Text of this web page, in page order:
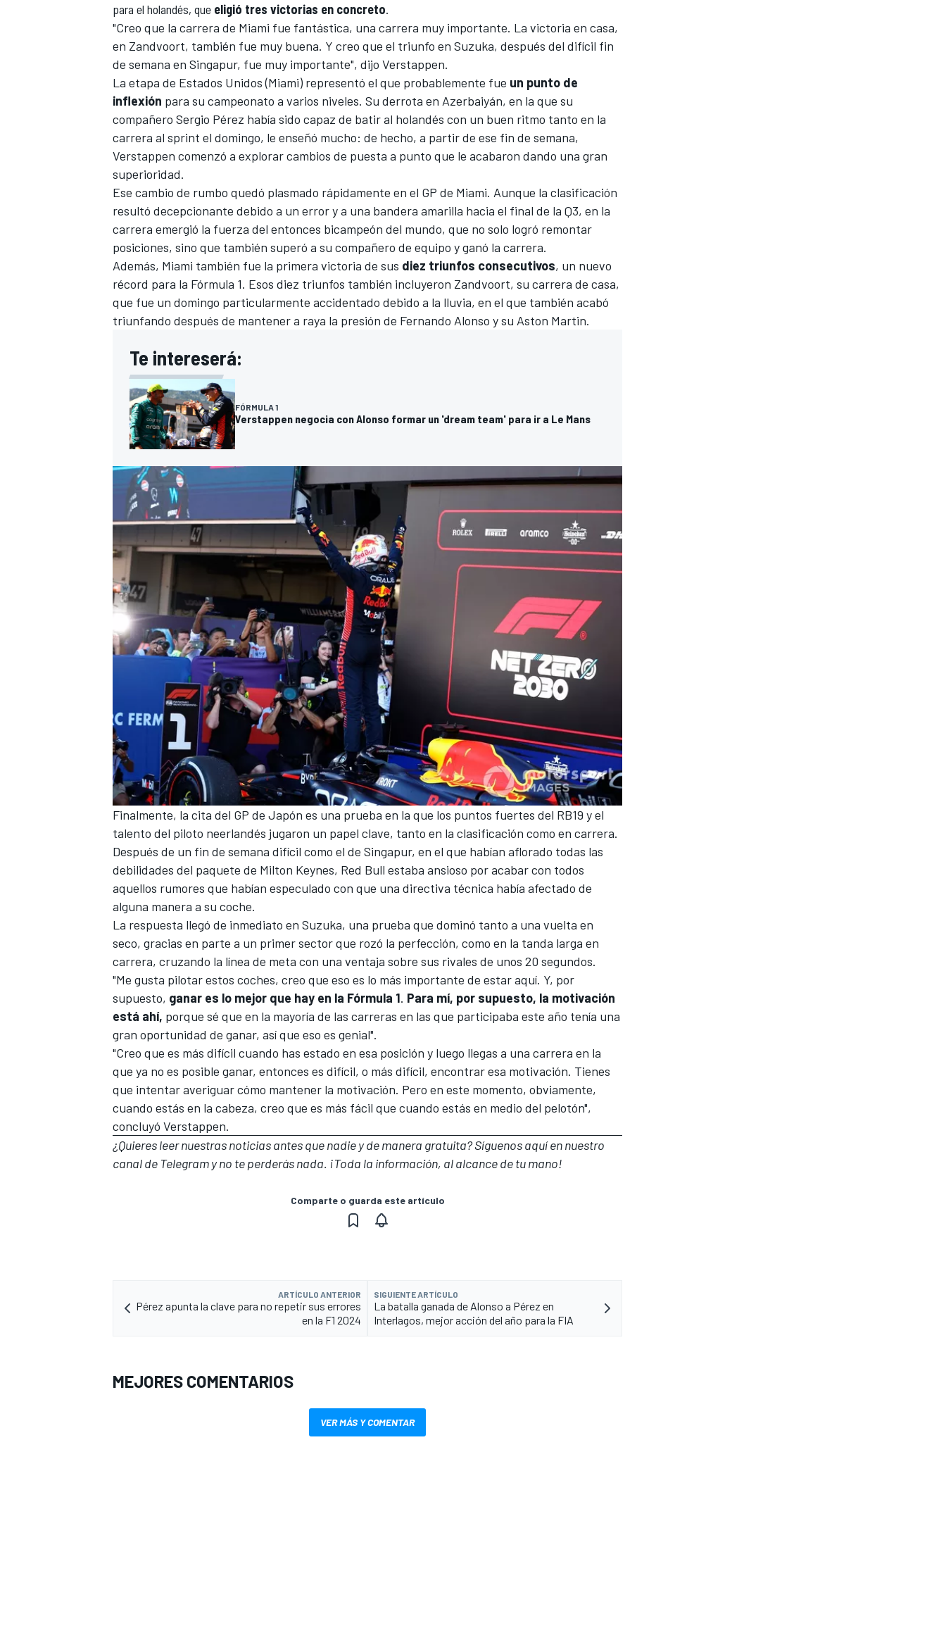
MÁS CATEGORÍAS
para el holandés, que eligió tres victorias en concreto.
"Creo que la carrera de Miami fue fantástica, una carrera muy importante. La victoria en casa,
en Zandvoort, también fue muy buena. Y creo que el triunfo en Suzuka, después del difícil fin
de semana en Singapur, fue muy importante", dijo Verstappen.
La etapa de Estados Unidos (Miami) representó el que probablemente fue un punto de
inflexión para su campeonato a varios niveles. Su derrota en Azerbaiyán, en la que su
compañero Sergio Pérez había sido capaz de batir al holandés con un buen ritmo tanto en la
carrera al sprint el domingo, le enseñó mucho: de hecho, a partir de ese fin de semana,
Verstappen comenzó a explorar cambios de puesta a punto que le acabaron dando una gran
superioridad.
Ese cambio de rumbo quedó plasmado rápidamente en el GP de Miami. Aunque la clasificación
resultó decepcionante debido a un error y a una bandera amarilla hacia el final de la Q3, en la
carrera emergió la fuerza del entonces bicampeón del mundo, que no solo logró remontar
posiciones, sino que también superó a su compañero de equipo y ganó la carrera.
Además, Miami también fue la primera victoria de sus diez triunfos consecutivos, un nuevo
récord para la Fórmula 1. Esos diez triunfos también incluyeron Zandvoort, su carrera de casa,
que fue un domingo particularmente accidentado debido a la lluvia, en el que también acabó
triunfando después de mantener a raya la presión de Fernando Alonso y su Aston Martin.
Te intereserá:
FÓRMULA 1
Verstappen negocia con Alonso formar un 'dream team' para ir a Le Mans
Finalmente, la cita del GP de Japón es una prueba en la que los puntos fuertes del RB19 y el
talento del piloto neerlandés jugaron un papel clave, tanto en la clasificación como en carrera.
Después de un fin de semana difícil como el de Singapur, en el que habían aflorado todas las
debilidades del paquete de Milton Keynes, Red Bull estaba ansioso por acabar con todos
aquellos rumores que habían especulado con que una directiva técnica había afectado de
alguna manera a su coche.
La respuesta llegó de inmediato en Suzuka, una prueba que dominó tanto a una vuelta en
seco, gracias en parte a un primer sector que rozó la perfección, como en la tanda larga en
carrera, cruzando la línea de meta con una ventaja sobre sus rivales de unos 20 segundos.
"Me gusta pilotar estos coches, creo que eso es lo más importante de estar aquí. Y, por
supuesto, ganar es lo mejor que hay en la Fórmula 1. Para mí, por supuesto, la motivación
está ahí, porque sé que en la mayoría de las carreras en las que participaba este año tenía una
gran oportunidad de ganar, así que eso es genial".
"Creo que es más difícil cuando has estado en esa posición y luego llegas a una carrera en la
que ya no es posible ganar, entonces es difícil, o más difícil, encontrar esa motivación. Tienes
que intentar averiguar cómo mantener la motivación. Pero en este momento, obviamente,
cuando estás en la cabeza, creo que es más fácil que cuando estás en medio del pelotón",
concluyó Verstappen.
¿Quieres leer nuestras noticias antes que nadie y de manera gratuita? Síguenosaquí en nuestro
canal de Telegramy no te perderás nada. ¡Toda la información, al alcance de tu mano!
Comparte o guarda este artículo
ARTÍCULO ANTERIOR
Pérez apunta la clave para no repetir sus errores
en la F1 2024
SIGUIENTE ARTÍCULO
La batalla ganada de Alonso a Pérez en
Interlagos, mejor acción del año para la FIA
MEJORES COMENTARIOS
VER MÁS Y COMENTAR